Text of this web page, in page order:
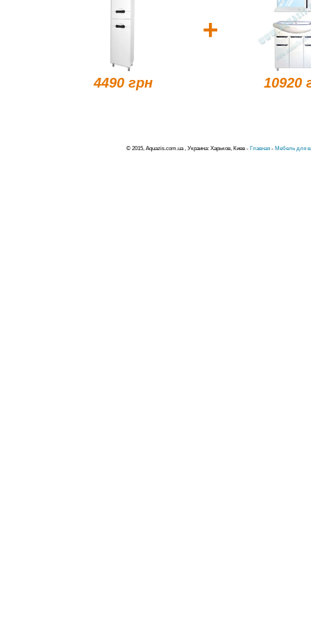
4490 грн
+
10920
© 2015, Aquazis.com.ua , Украина: Харьков, Киев - Главная- Мебель для